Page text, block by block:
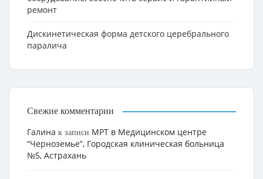
ремонт
Дискинетическая форма детского церебрального
паралича
Свежие комментарии
Галина к записи МРТ в Медицинском центре
“Черноземье”, Городская клиническая больница
№5, Астрахань